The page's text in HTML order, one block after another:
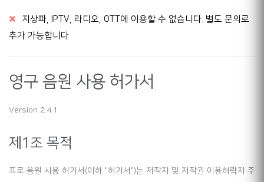
지상파, IPTV, 라디오, OTT에 이용할 수 없습니다. 별도 문의로
추가 가능합니다
영구 음원 사용 허가서
Version 2.4.1
제1조 목적
프로 음원 사용 허가서(이하 "허가서")는 저작자 및 저작권 이용허락자 주